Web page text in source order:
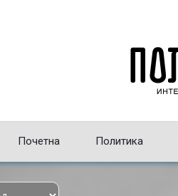
Почетна Политика